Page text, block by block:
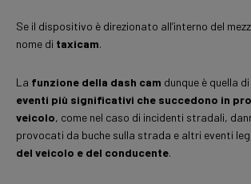
Se il dispositivo è direzionato all’interno del
nome di taxicam.
La funzione della dash cam dunque è quella di
eventi più significativi che succedono in
veicolo, come nel caso di incidenti stradali,
provocati da buche sulla strada e altri eventi
del veicolo e del conducente.